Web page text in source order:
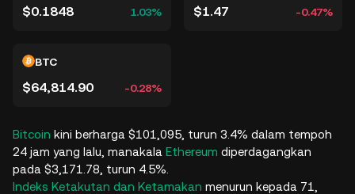
$0.1848 1.03% $1.47 -0.47%
BTC
$64,814.90 -0.28%
Bitcoin kini berharga $101,095, turun 3.4% dalam tempoh
24 jam yang lalu, manakala Ethereum diperdagangkan
pada $3,171.78, turun 4.5%.
Indeks Ketakutan dan Ketamakan menurun kepada 71,